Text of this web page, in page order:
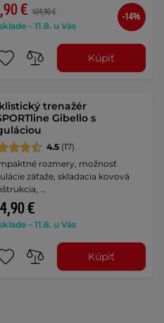
€ 104,90 €
– 11.8. u Vás
-14%
Kúpiť
trenažér
Gibello s
4.5 (17)
rozmery, možnosť
záťaže, skladacia kovová
…
€
– 11.8. u Vás
Kúpiť